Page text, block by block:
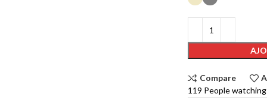
Compare
119 People